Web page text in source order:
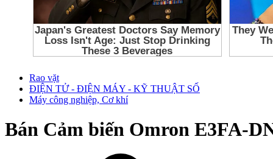
Rao vặt
ĐIỆN TỬ - ĐIỆN MÁY - KỸ THUẬT SỐ
Máy công nghiệp, Cơ khí
Bán Cảm biến Omron E3FA-